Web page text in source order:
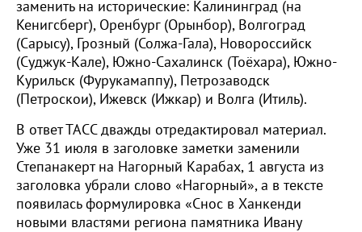
заменить на исторические: Калининград (на
Кенигсберг), Оренбург (Орынбор), Волгоград
(Сарысу), Грозный (Солжа-Гала), Новороссийск
(Суджук-Кале), Южно-Сахалинск (Тоёхара), Южно-
Курильск (Фурукамаппу), Петрозаводск
(Петроскои), Ижевск (Ижкар) и Волга (Итиль).
В ответ ТАСС дважды отредактировал материал.
Уже 31 июля в заголовке заметки заменили
Степанакерт на Нагорный Карабах, 1 августа из
заголовка убрали слово «Нагорный», а в тексте
появилась формулировка «Снос в Ханкенди
новыми властями региона памятника Ивану